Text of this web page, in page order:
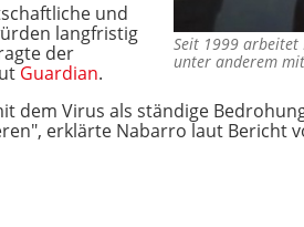
Seit 1999 arbeitet
unter anderem
und
langfristig
der
Guardian.
dem Virus als ständige
erklärte Nabarro laut Bericht